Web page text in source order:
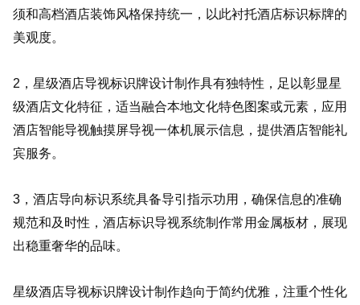
须和高档酒店装饰风格保持统一，以此衬托酒店标识标牌的
美观度。
2，星级酒店导视标识牌设计制作具有独特性，足以彰显星
级酒店文化特征，适当融合本地文化特色图案或元素，应用
酒店智能导视触摸屏导视一体机展示信息，提供酒店智能礼
宾服务。
3，酒店导向标识系统具备导引指示功用，确保信息的准确
规范和及时性，酒店标识导视系统制作常用金属板材，展现
出稳重奢华的品味。
星级酒店导视标识牌设计制作趋向于简约优雅，注重个性化